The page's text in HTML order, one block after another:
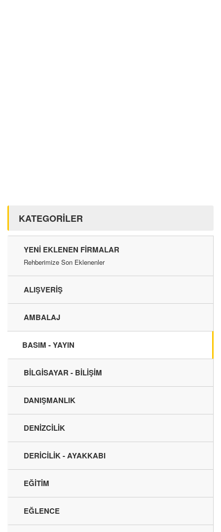
KATEGORİLER
YENI EKLENEN FIRMALAR
Rehberimize Son Eklenenler
ALIŞVERİŞ
AMBALAJ
BASIM - YAYIN
BİLGİSAYAR - BİLİŞİM
DANIŞMANLIK
DENİZCİLİK
DERİCİLİK - AYAKKABI
EĞİTİM
EĞLENCE